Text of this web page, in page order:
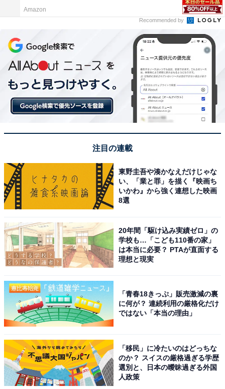
子女。ショートカットの堀北さんのボーイッシュな姿も
回答者からは、「ショートヘアが似合いすぎて小顔でと
っても可愛かった（30代男性／神奈川県）」「可愛すぎ
たので忘れられません。男装も中性的な綺麗な男の子の
ようで似合っていました（20代女性／広島県）」「やっ
ぱりぶっちぎりで可愛かったので。当時幼稚園児だった
息子も真希ちゃんに夢中でした。初恋だったそうです
を打たれました。徐々に女の子の表情に変わっていくの
も、見所でした（30代女性／福島県）」などのコメント
が寄せられています。
＞次のページ：5位までの全ランキング結果を見る
※回答者のコメントは原文ママです
【イケパラを振り返る！】
この記事の筆者：福島 ゆき プロフィール
アニメや漫画のレビュー、エンタメトピックスなどを中
心に、オールジャンルで執筆中のライター。時々、店舗
About ニュースでのライター歴は5年。
Amazon
Recommended by
注目の連載
東野圭吾や湊かなえだけじゃな
い、「業と罪」を描く『映画ち
いかわ』から強く連想した映画
8選
20年間「駆け込み実績ゼロ」の
学校も…「こども110番の家」
は本当に必要？ PTAが直面する
理想と現実
「青春18きっぷ」販売激減の裏
に何が？ 連続利用の厳格化だけ
ではない「本当の理由」
「移民」に冷たいのはどっちな
のか？ スイスの厳格過ぎる学歴
選別と、日本の曖昧過ぎる外国
人政策